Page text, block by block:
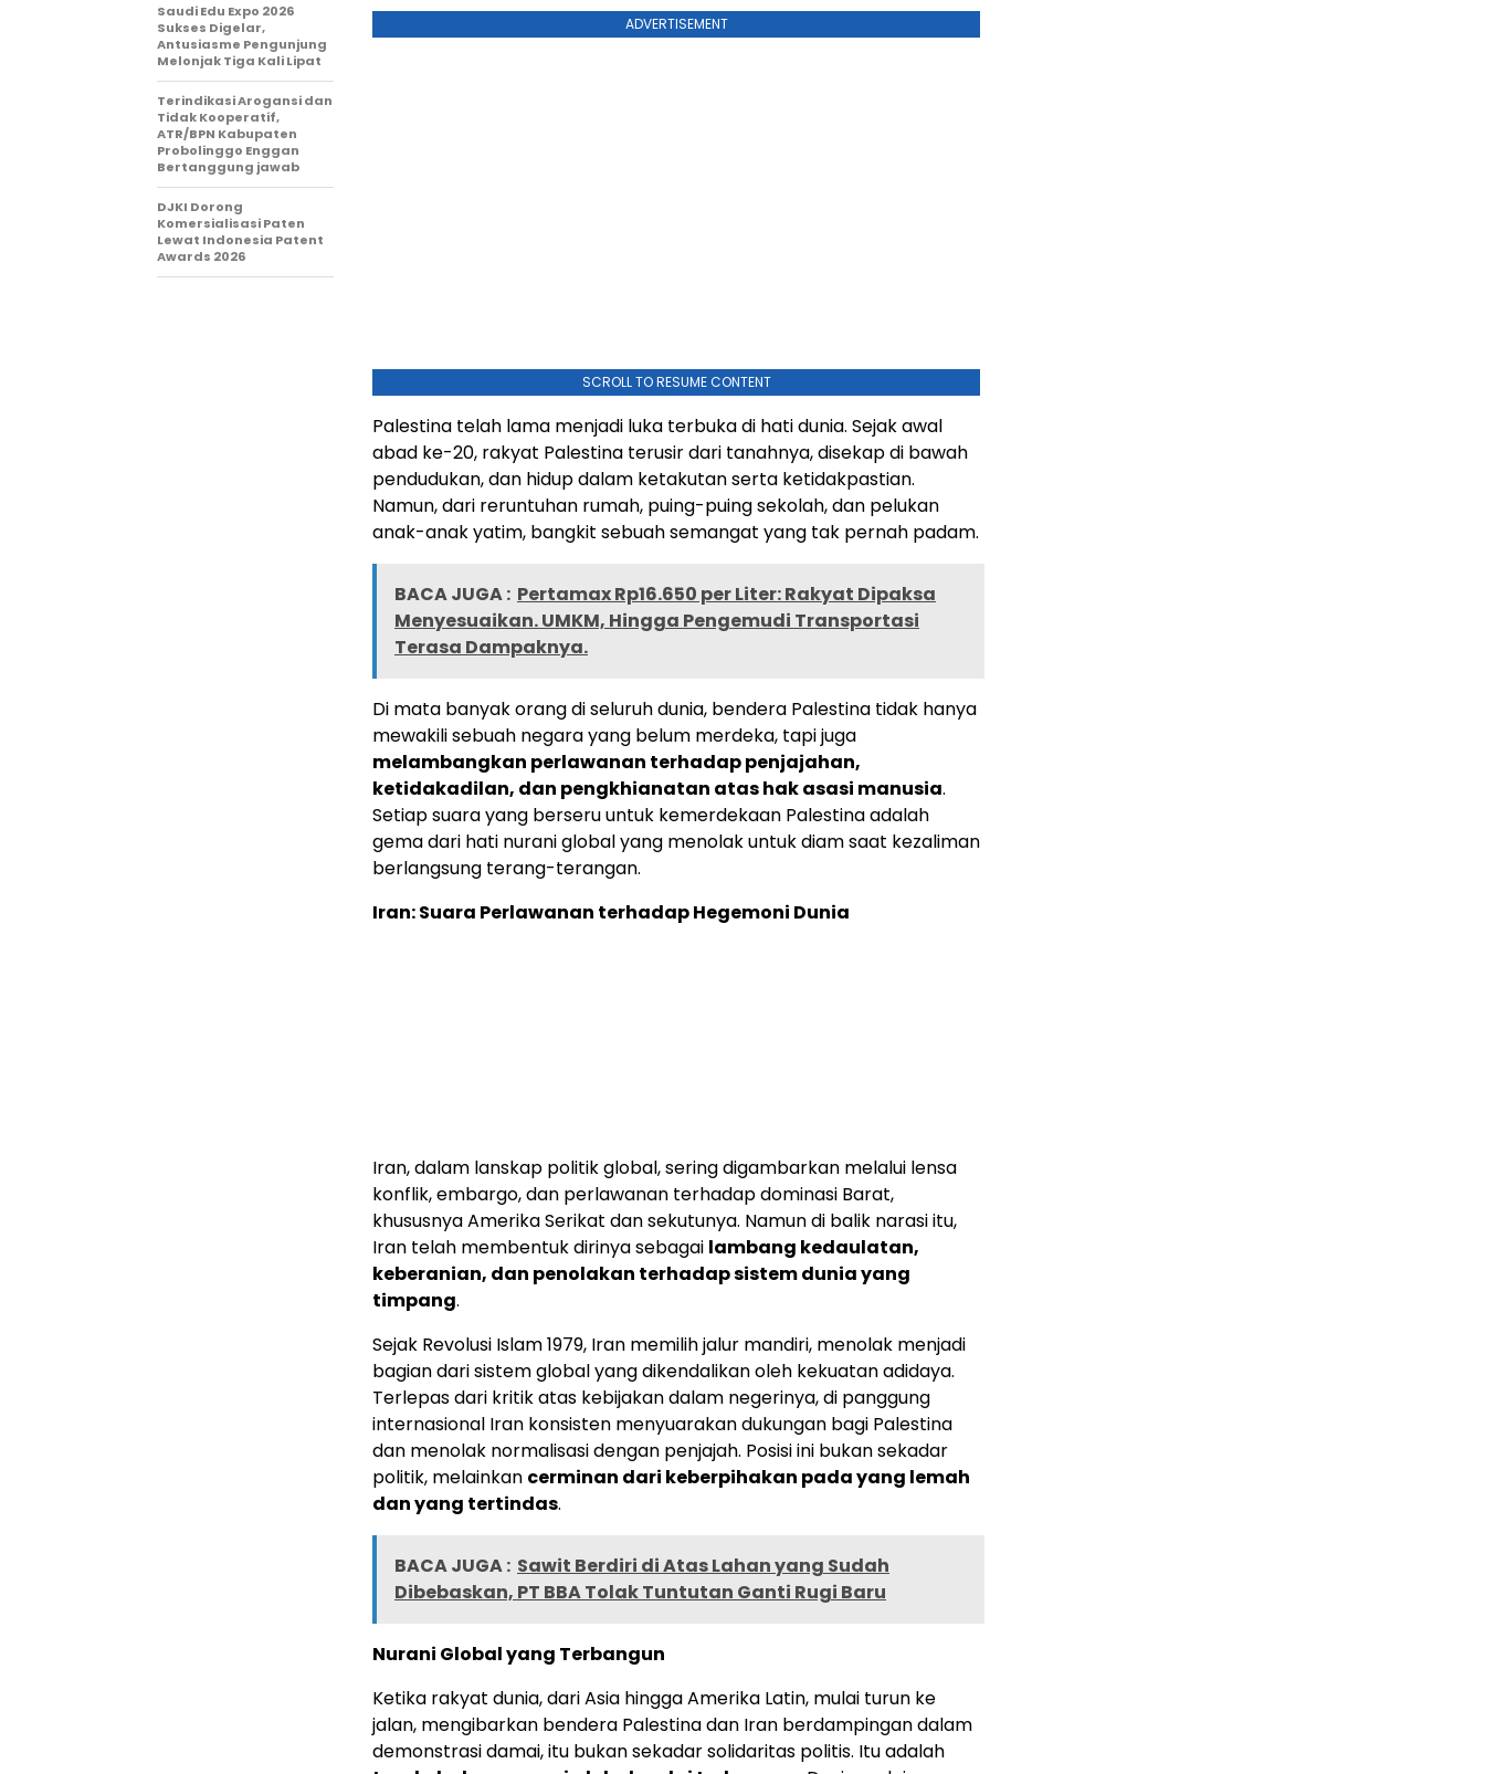
ADVERTISEMENT
SCROLL TO RESUME CONTENT
Palestina telah lama menjadi luka terbuka di hati dunia. Sejak awal
abad ke-20, rakyat Palestina terusir dari tanahnya, disekap di bawah
pendudukan, dan hidup dalam ketakutan serta ketidakpastian.
Namun, dari reruntuhan rumah, puing-puing sekolah, dan pelukan
anak-anak yatim, bangkit sebuah semangat yang tak pernah padam.
BACA JUGA : Pertamax Rp16.650 per Liter: Rakyat Dipaksa
Menyesuaikan. UMKM, Hingga Pengemudi Transportasi
Terasa Dampaknya.
Di mata banyak orang di seluruh dunia, bendera Palestina tidak hanya
mewakili sebuah negara yang belum merdeka, tapi juga
melambangkan perlawanan terhadap penjajahan,
ketidakadilan, dan pengkhianatan atas hak asasi manusia.
Setiap suara yang berseru untuk kemerdekaan Palestina adalah
gema dari hati nurani global yang menolak untuk diam saat kezaliman
berlangsung terang-terangan.
Iran: Suara Perlawanan terhadap Hegemoni Dunia
Iran, dalam lanskap politik global, sering digambarkan melalui lensa
konflik, embargo, dan perlawanan terhadap dominasi Barat,
khususnya Amerika Serikat dan sekutunya. Namun di balik narasi itu,
Iran telah membentuk dirinya sebagai lambang kedaulatan,
keberanian, dan penolakan terhadap sistem dunia yang
timpang.
Sejak Revolusi Islam 1979, Iran memilih jalur mandiri, menolak menjadi
bagian dari sistem global yang dikendalikan oleh kekuatan adidaya.
Terlepas dari kritik atas kebijakan dalam negerinya, di panggung
internasional Iran konsisten menyuarakan dukungan bagi Palestina
dan menolak normalisasi dengan penjajah. Posisi ini bukan sekadar
politik, melainkan cerminan dari keberpihakan pada yang lemah
dan yang tertindas.
BACA JUGA : Sawit Berdiri di Atas Lahan yang Sudah
Dibebaskan, PT BBA Tolak Tuntutan Ganti Rugi Baru
Nurani Global yang Terbangun
Ketika rakyat dunia, dari Asia hingga Amerika Latin, mulai turun ke
jalan, mengibarkan bendera Palestina dan Iran berdampingan dalam
demonstrasi damai, itu bukan sekadar solidaritas politis. Itu adalah
Saudi Edu Expo 2026
Sukses Digelar,
Antusiasme Pengunjung
Melonjak Tiga Kali Lipat
Terindikasi Arogansi dan
Tidak Kooperatif,
ATR/BPN Kabupaten
Probolinggo Enggan
Bertanggung jawab
DJKI Dorong
Komersialisasi Paten
Lewat Indonesia Patent
Awards 2026